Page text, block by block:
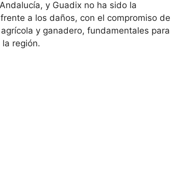
y Guadix no ha sido la
a los daños, con el compromiso de
y ganadero, fundamentales para
región.